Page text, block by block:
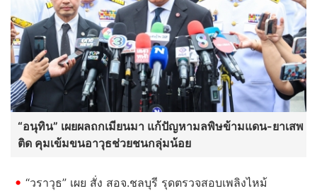
“อนุทิน” เผยผลถกเมียนมา แก้ปัญหามลพิษข้ามแดน-ยาเสพ
ติด คุมเข้มขนอาวุธช่วยชนกลุ่มน้อย
“วราวุธ” เผย สั่ง สอจ.ชลบุรี รุดตรวจสอบเพลิงไหม้